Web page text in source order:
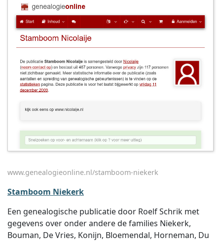
www.genealogieonline.nl/stamboom-niekerk
Stamboom Niekerk
Een genealogische publicatie door Roelf Schrik met
gegevens over onder andere de families Niekerk,
Bouman, De Vries, Konijn, Bloemendal, Horneman, Du